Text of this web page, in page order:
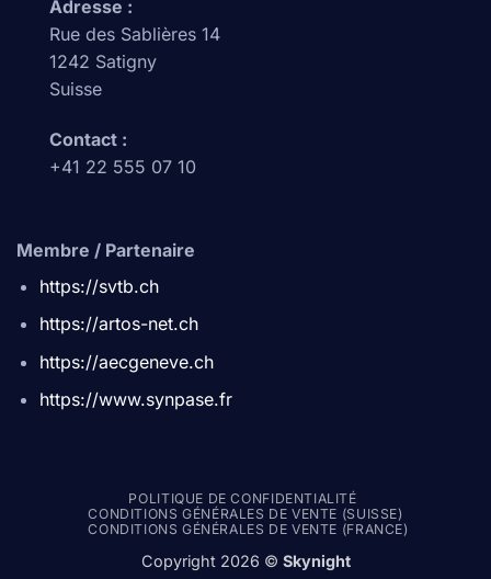
Adresse :
Rue des Sablières 14
1242 Satigny
Suisse
Contact :
+41 22 555 07 10
Membre / Partenaire
https://svtb.ch
https://artos-net.ch
https://aecgeneve.ch
https://www.synpase.fr
POLITIQUE DE CONFIDENTIALITÉ
CONDITIONS GÉNÉRALES DE VENTE (SUISSE)
CONDITIONS GÉNÉRALES DE VENTE (FRANCE)
Copyright 2026 © Skynight